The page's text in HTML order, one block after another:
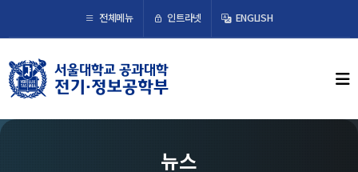
전체메뉴 인트라넷 ENGLISH ×
학부뉴스
뉴스
뉴스